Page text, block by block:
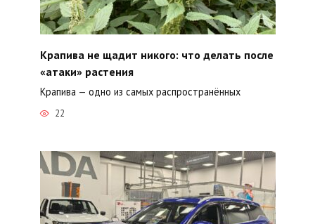
Крапива не щадит никого: что делать после
«атаки» растения
Крапива — одно из самых распространённых
22